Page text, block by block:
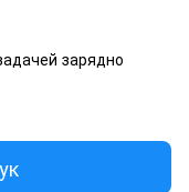
зарядно